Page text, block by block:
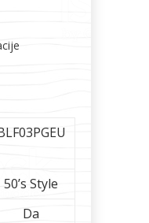
50’s Style
Da